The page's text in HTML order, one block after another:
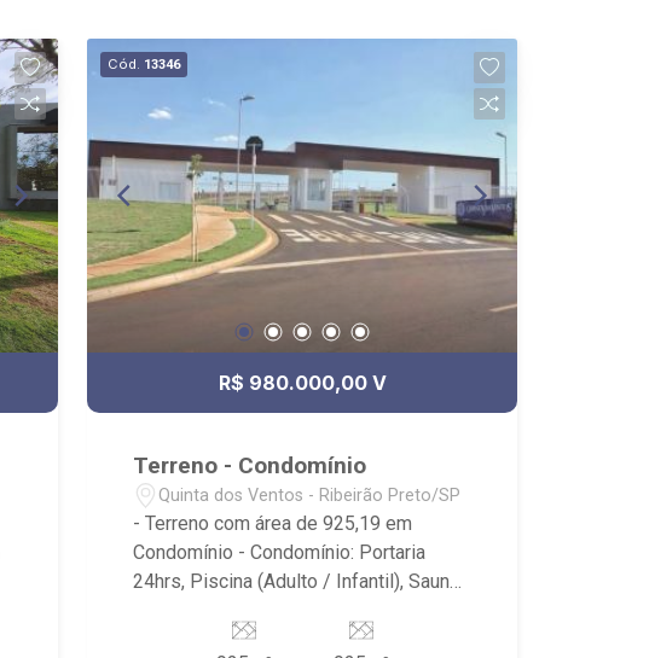
Cód. 13346
R$ 980.000,00 V
Terreno - Condomínio
Quinta dos Ventos - Ribeirão Preto/SP
- Terreno com área de 925,19 em
Condomínio - Condomínio: Portaria
24hrs, Piscina (Adulto / Infantil), Sauna,
Quadra de Squash, Campo de Futebol,